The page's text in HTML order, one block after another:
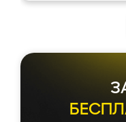
мебель сразу
каких-либо
довольна, все